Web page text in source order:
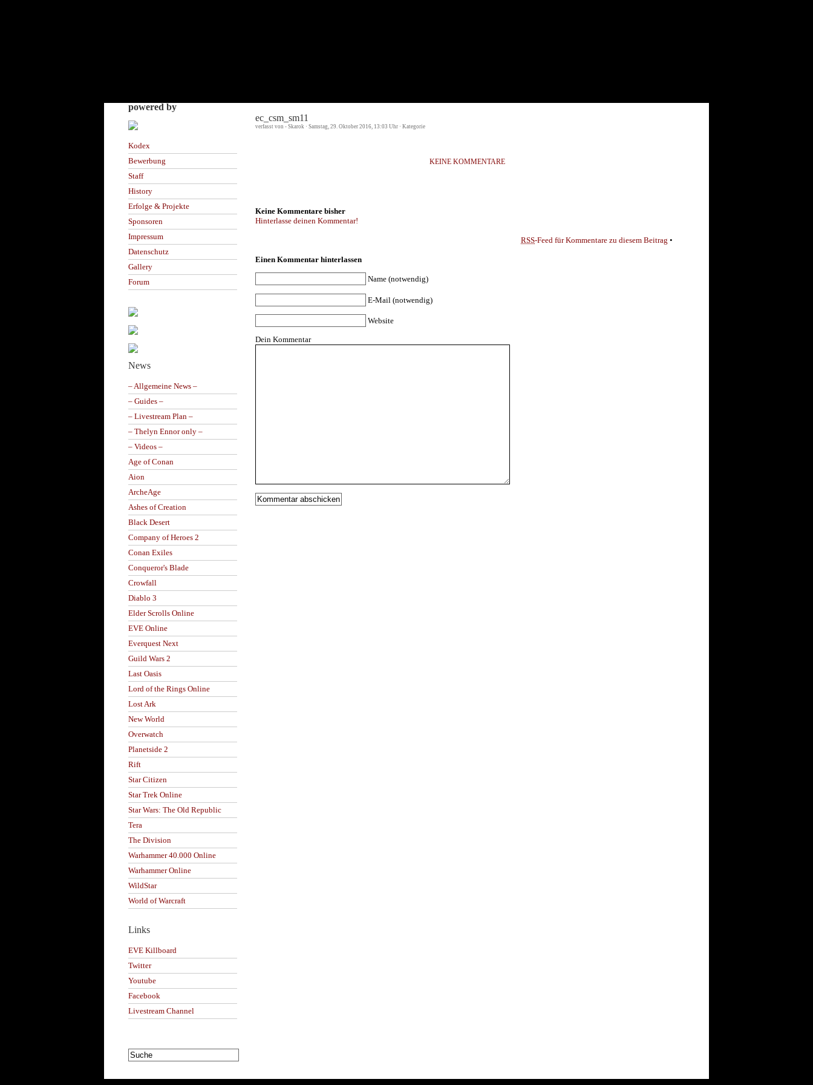
powered by
Kodex
Bewerbung
Staff
History
Erfolge & Projekte
Sponsoren
Impressum
Datenschutz
Gallery
Forum
News
– Allgemeine News –
– Guides –
– Livestream Plan –
– Thelyn Ennor only –
– Videos –
Age of Conan
Aion
ArcheAge
Ashes of Creation
Black Desert
Company of Heroes 2
Conan Exiles
Conqueror's Blade
Crowfall
Diablo 3
Elder Scrolls Online
EVE Online
Everquest Next
Guild Wars 2
Last Oasis
Lord of the Rings Online
Lost Ark
New World
Overwatch
Planetside 2
Rift
Star Citizen
Star Trek Online
Star Wars: The Old Republic
Tera
The Division
Warhammer 40.000 Online
Warhammer Online
WildStar
World of Warcraft
Links
EVE Killboard
Twitter
Youtube
Facebook
Livestream Channel
ec_csm_sm11
verfasst von - Skarok · Samstag, 29. Oktober 2016, 13:03 Uhr · Kategorie
KEINE KOMMENTARE
Keine Kommentare bisher
Hinterlasse deinen Kommentar!
RSS-Feed für Kommentare zu diesem Beitrag •
Einen Kommentar hinterlassen
Name (notwendig)
E-Mail (notwendig)
Website
Dein Kommentar